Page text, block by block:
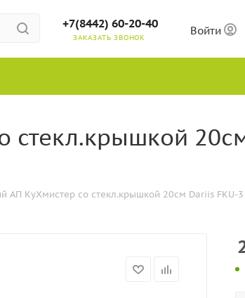
+7(8442) 60-20-40
ЗАКАЗАТЬ ЗВОНОК
Войти
АП КуХмистер со стекл.крышкой 20см Dariis FKU-3